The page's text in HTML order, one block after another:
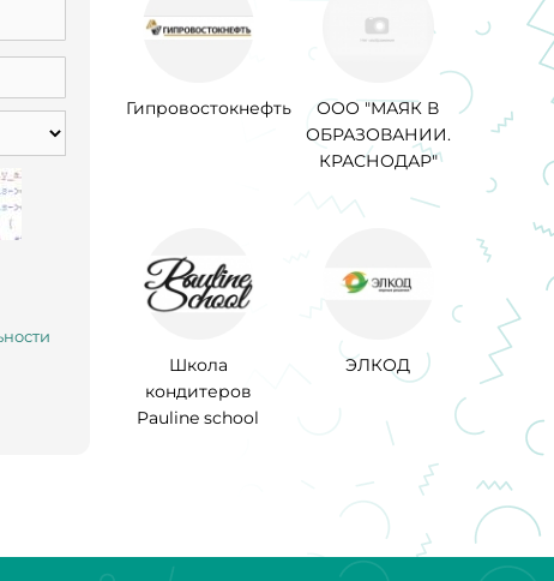
Гипровостокнефть
ООО "МАЯК В
ОБРАЗОВАНИИ.
КРАСНОДАР"
Школа
кондитеров
Pauline school
ЭЛКОД